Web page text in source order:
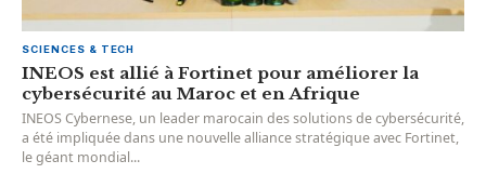
SCIENCES & TECH
INEOS est allié à Fortinet pour améliorer la
cybersécurité au Maroc et en Afrique
INEOS Cybernese, un leader marocain des solutions de cybersécurité,
a été impliquée dans une nouvelle alliance stratégique avec Fortinet,
le géant mondial...